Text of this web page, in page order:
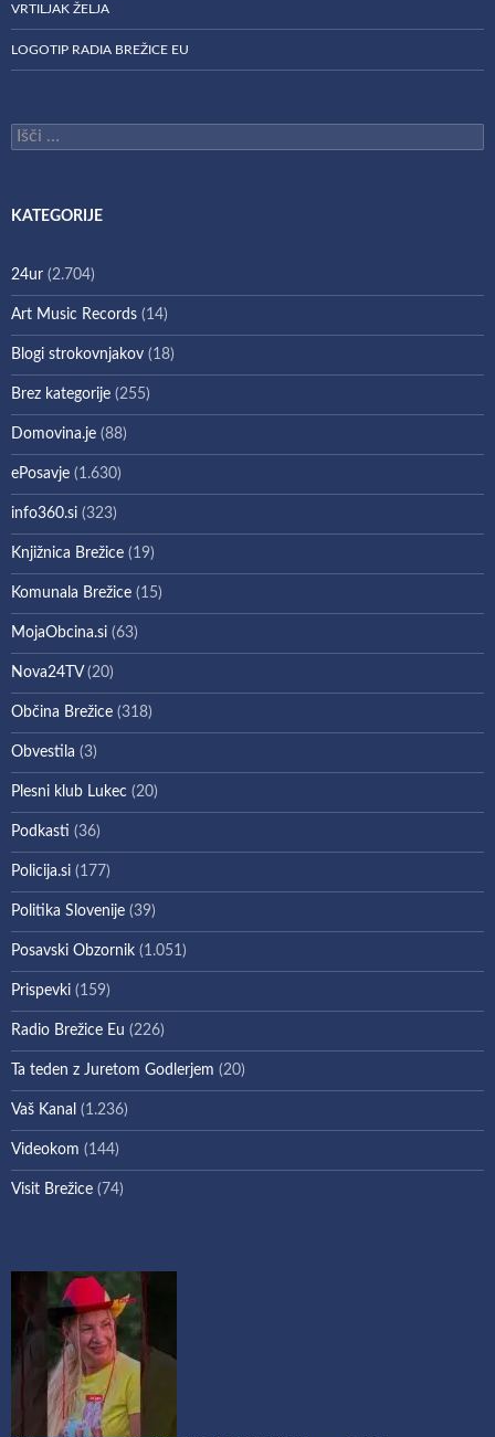
VRTILJAK ŽELJA
LOGOTIP RADIA BREŽICE EU
Išči:
KATEGORIJE
24ur (2.704)
Art Music Records (14)
Blogi strokovnjakov (18)
Brez kategorije (255)
Domovina.je (88)
ePosavje (1.630)
info360.si (323)
Knjižnica Brežice (19)
Komunala Brežice (15)
MojaObcina.si (63)
Nova24TV(20)
Občina Brežice (318)
Obvestila (3)
Plesni klub Lukec (20)
Podkasti (36)
Policija.si (177)
Politika Slovenije (39)
Posavski Obzornik (1.051)
Prispevki (159)
Radio Brežice Eu (226)
Ta teden z Juretom Godlerjem (20)
Vaš Kanal (1.236)
Videokom (144)
Visit Brežice (74)